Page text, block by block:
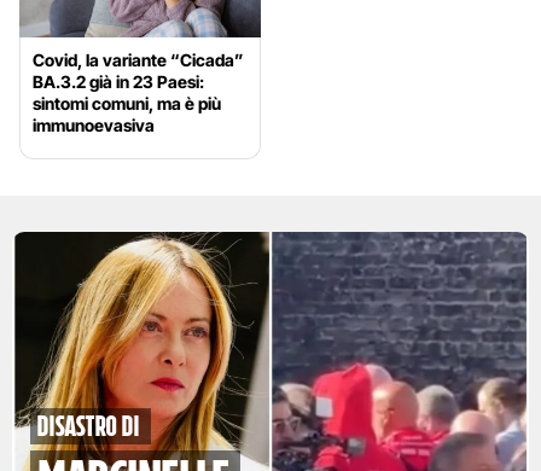
Covid, la variante “Cicada”
BA.3.2 già in 23 Paesi:
sintomi comuni, ma è più
immunoevasiva
disastro di